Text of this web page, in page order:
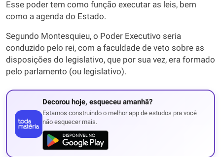
Esse poder tem como função executar as leis, bem
como a agenda do Estado.
Segundo Montesquieu, o Poder Executivo seria
conduzido pelo rei, com a faculdade de veto sobre as
disposições do legislativo, que por sua vez, era formado
pelo parlamento (ou legislativo).
Decorou hoje, esqueceu amanhã?
Estamos construindo o melhor app de estudos pra você
não esquecer mais.